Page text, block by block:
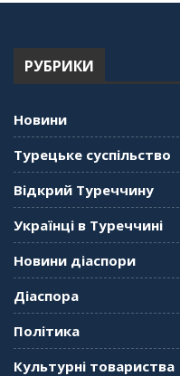
РУБРИКИ
Новини
Турецьке суспільство
Відкрий Туреччину
Українці в Туреччині
Новини діаспори
Діаспора
Політика
Культурні товариства